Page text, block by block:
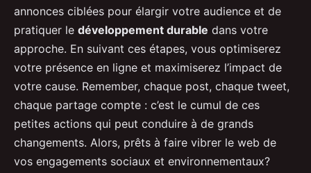
annonces ciblées pour élargir votre audience et de
pratiquer le développement durable dans votre
approche. En suivant ces étapes, vous optimiserez
votre présence en ligne et maximiserez l’impact de
votre cause. Remember, chaque post, chaque tweet,
chaque partage compte : c’est le cumul de ces
petites actions qui peut conduire à de grands
changements. Alors, prêts à faire vibrer le web de
vos engagements sociaux et environnementaux?